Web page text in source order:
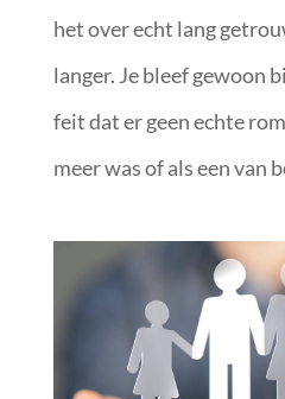
het over echt lang
langer. Je bleef gewoon
feit dat er geen echte
meer was of als een van